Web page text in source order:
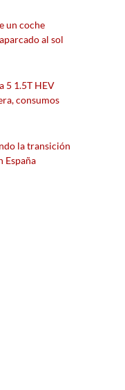
un coche
al sol
5 1.5T HEV
consumos
la transición
España